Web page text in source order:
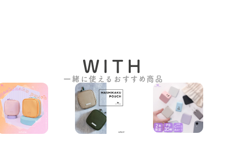
WITH
一緒に使えるおすすめ商品